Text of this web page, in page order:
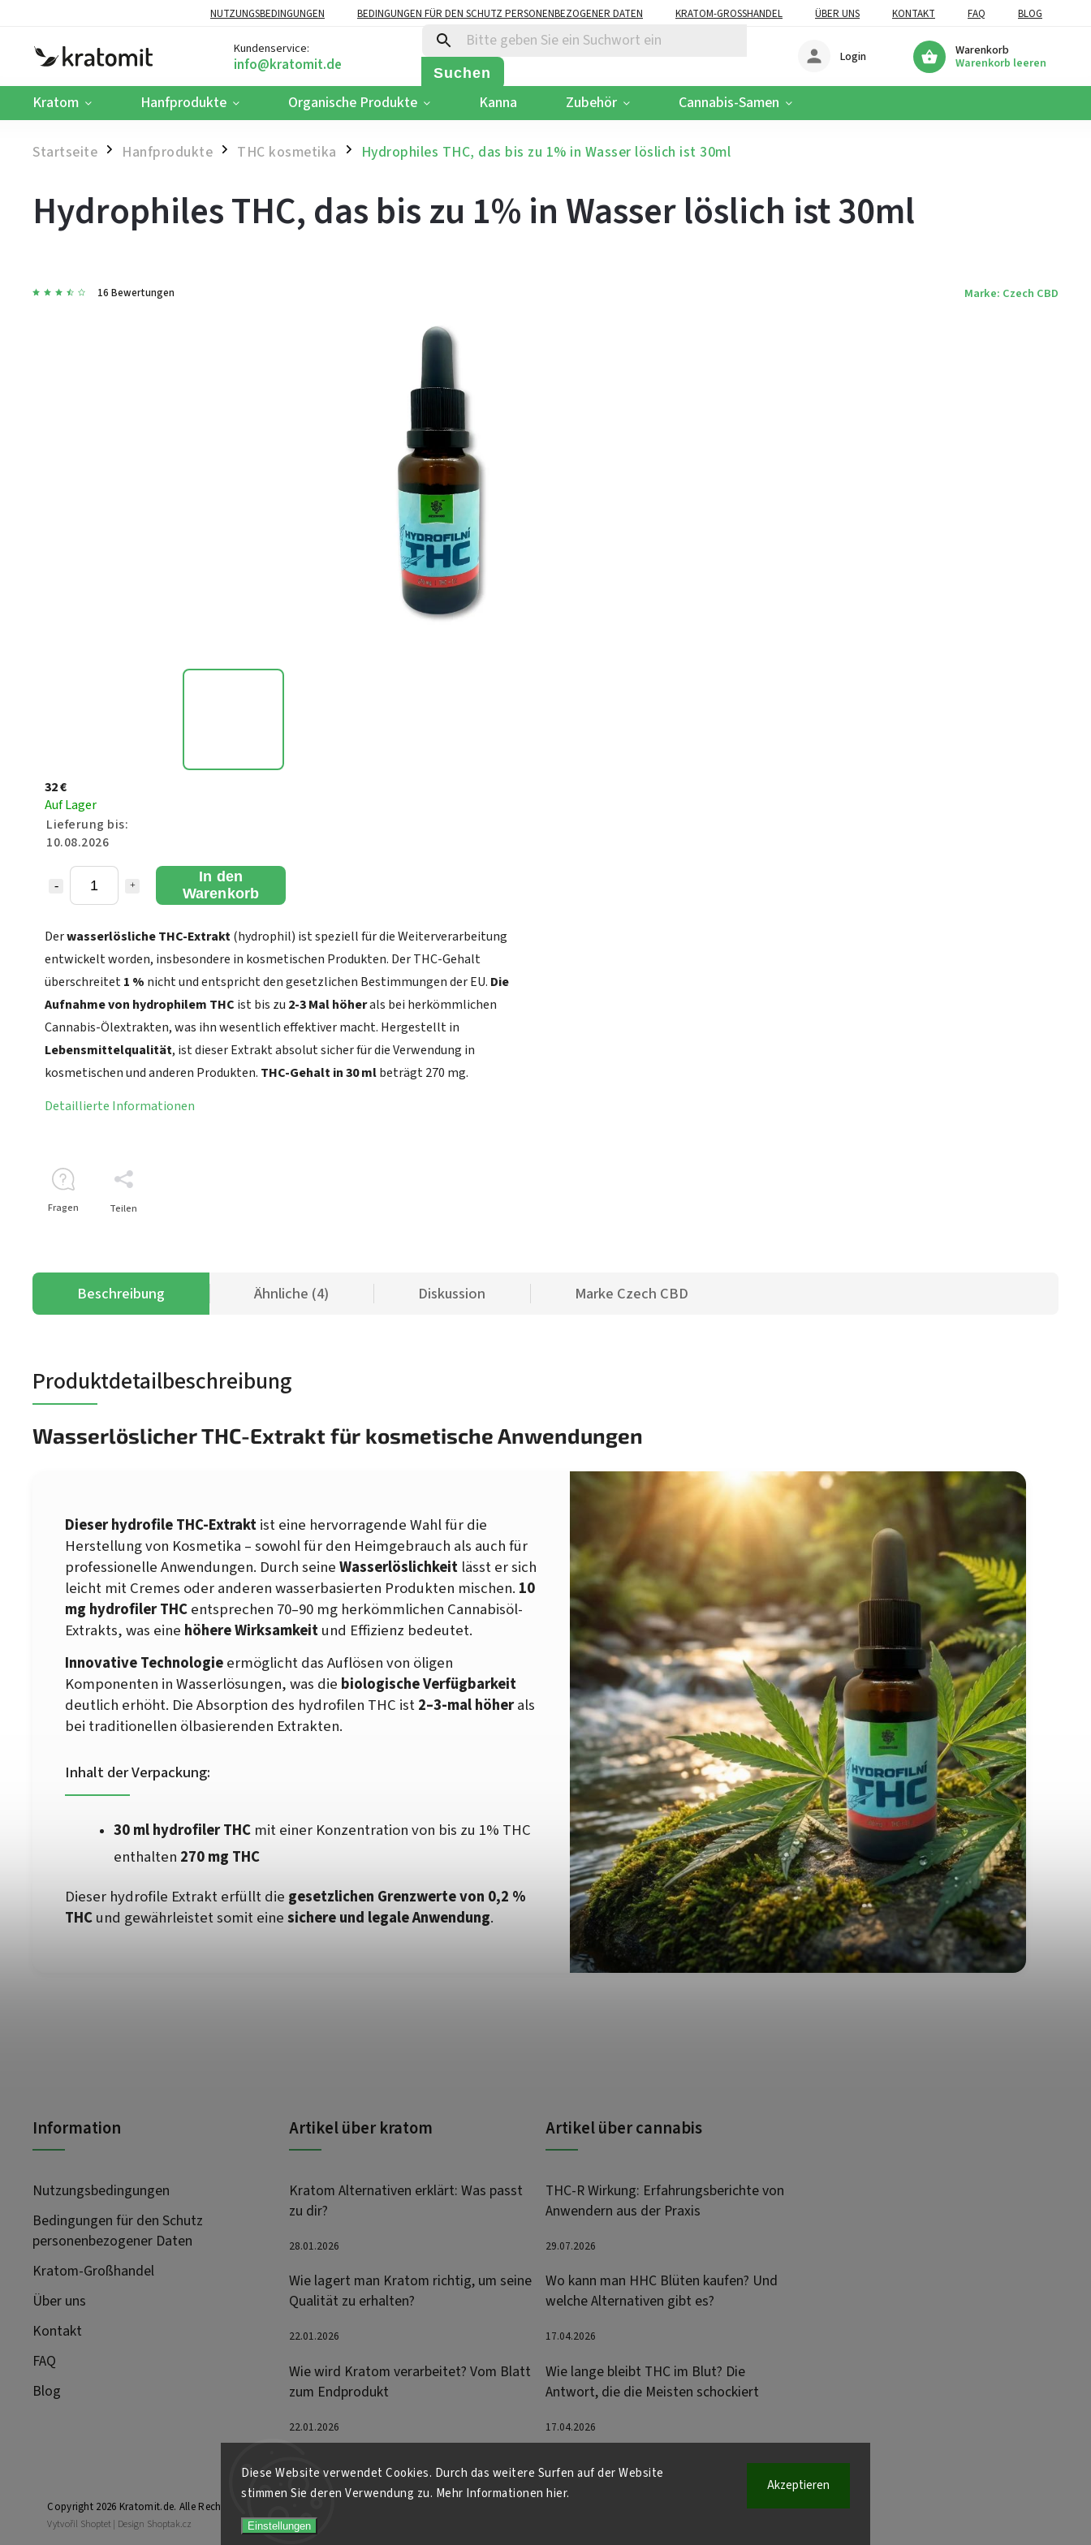
Diese Website verwendet Cookies. Durch das weitere Surfen auf der Website
stimmen Sie deren Verwendung zu. Mehr Informationen hier.
Einstellungen
Akzeptieren
NUTZUNGSBEDINGUNGEN BEDINGUNGEN FÜR DEN SCHUTZ PERSONENBEZOGENER DATEN KRATOM-GROSSHANDEL ÜBER UNS KONTAKT FAQ BLOG
Kundenservice:
Suchen
Warenkorb
Warenkorb leeren
Login
Kratom Hanfprodukte Organische Produkte Kanna Zubehör Cannabis-Samen
Startseite / Hanfprodukte / THC kosmetika / Hydrophiles THC, das bis zu 1% in Wasser löslich ist 30ml
Hydrophiles THC, das bis zu 1% in Wasser löslich ist 30ml
16 Bewertungen Marke: Czech CBD
32 €
Auf Lager
Lieferung bis:
10.08.2026
In den
Warenkorb
Derwasserlösliche THC-Extrakt(hydrophil) ist speziell für die Weiterverarbeitung
entwickelt worden, insbesondere in kosmetischen Produkten. Der THC-Gehalt
überschreitet1 % nicht und entspricht den gesetzlichen Bestimmungen der EU. Die
Aufnahme von hydrophilem THC ist bis zu 2-3 Mal höherals bei herkömmlichen
Cannabis-Ölextrakten, was ihn wesentlich effektiver macht. Hergestellt in
Lebensmittelqualität, ist dieser Extrakt absolut sicher für die Verwendung in
kosmetischen und anderen Produkten. THC-Gehalt in 30 mlbeträgt 270 mg.
Detaillierte Informationen
Fragen Teilen
Beschreibung Ähnliche (4) Diskussion Marke Czech CBD
Produktdetailbeschreibung
Wasserlöslicher THC-Extrakt für kosmetische Anwendungen
Dieser hydrofile THC-Extraktist eine hervorragende Wahl für die
Herstellung von Kosmetika – sowohl für den Heimgebrauch als auch für
professionelle Anwendungen. Durch seineWasserlöslichkeit lässt er sich
leicht mit Cremes oder anderen wasserbasierten Produkten mischen. 10
mg hydrofiler THCentsprechen 70–90 mg herkömmlichen Cannabisöl-
Extrakts, was eine höhere Wirksamkeitund Effizienz bedeutet.
Innovative Technologieermöglicht das Auflösen von öligen
Komponenten in Wasserlösungen, was die biologische Verfügbarkeit
deutlich erhöht. Die Absorption des hydrofilen THC ist2–3-mal höherals
bei traditionellen ölbasierenden Extrakten.
Inhalt der Verpackung:
30 ml hydrofiler THC mit einer Konzentration von bis zu 1% THC
enthalten 270 mg THC
Dieser hydrofile Extrakt erfüllt die gesetzlichen Grenzwerte von 0,2 %
THCund gewährleistet somit einesichere und legale Anwendung.
Information
Nutzungsbedingungen
Bedingungen für den Schutz
personenbezogener Daten
Kratom-Großhandel
Über uns
Kontakt
FAQ
Blog
Artikel über kratom
Kratom Alternativen erklärt: Was passt
zu dir?
28.01.2026
Wie lagert man Kratom richtig, um seine
Qualität zu erhalten?
22.01.2026
Wie wird Kratom verarbeitet? Vom Blatt
zum Endprodukt
22.01.2026
Artikel über cannabis
THC-R Wirkung: Erfahrungsberichte von
Anwendern aus der Praxis
29.07.2026
Wo kann man HHC Blüten kaufen? Und
welche Alternativen gibt es?
17.04.2026
Wie lange bleibt THC im Blut? Die
Antwort, die die Meisten schockiert
17.04.2026
Copyright 2026 Kratomit.de. Alle Rechte vorbehalten.
Vytvořil Shoptet | Design Shoptak.cz